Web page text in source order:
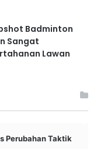
Badminton
Sangat
Lawan
Perubahan Taktik